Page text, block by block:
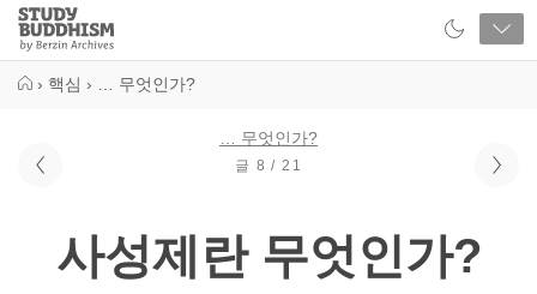
Close
Study
Buddhism
› 핵심 › … 무엇인가?
… 무엇인가?
글 8 / 21
사성제란 무엇인가?